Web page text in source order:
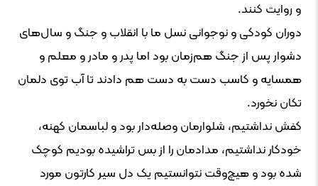
و روایت کنند.
دوران کودکی و نوجوانی نسل ما با انقلاب و جنگ و سال‌های
دشوار پس از جنگ هم‌زمان بود اما پدر و مادر و معلم و
همسایه و کاسب دست به دست هم دادند تا آب توی دلمان
تکان نخورد.
کفش نداشتیم، شلوارمان وصله‌دار بود و لباسمان کهنه،
خودکار نداشتیم، مدادمان را از بس تراشیده بودیم کوچک
شده بود و هیچ‌وقت نتوانستیم یک دل سیر کارتون مورد